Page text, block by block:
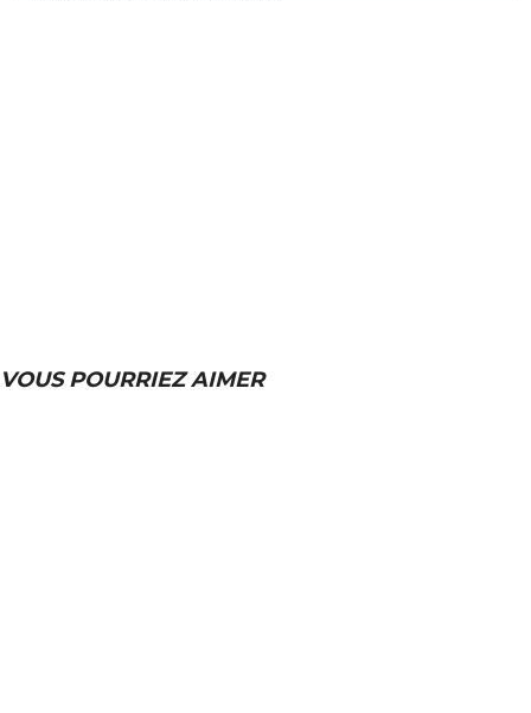
VOUS POURRIEZ AIMER